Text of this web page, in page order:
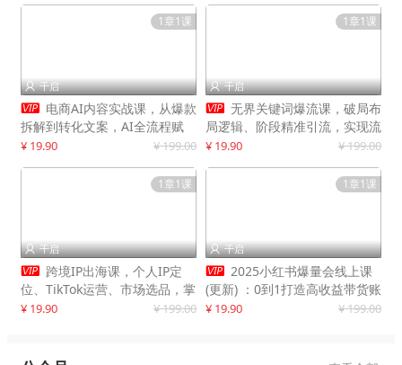
1章1课
 千启
 电商AI内容实战课，从爆款
拆解到转化文案，AI全流程赋
能，解放人力，单月节省内容成
¥ 19.90 ¥ 199.00
1章1课
 千启
 无界关键词爆流课，破局布
局逻辑、阶段精准引流，实现流
量翻倍，店铺业绩增长50%+
¥ 19.90 ¥ 199.00
1章1课
 千启
 跨境IP出海课，个人IP定
位、TikTok运营、市场选品，掌
握核心闭环，实现月入1万美金
¥ 19.90 ¥ 199.00
1章1课
 千启
 2025小红书爆量会线上课
(更新) ：0到1打造高收益带货账
号，靠小红书带货年入100w？
¥ 19.90 ¥ 199.00